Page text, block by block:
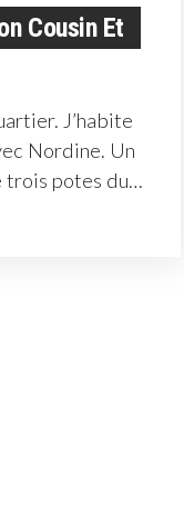
Cousin Et
J’habite
Nordine. Un
trois potes du